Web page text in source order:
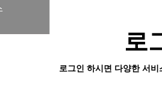
로
로그인 하시면 다양한 서